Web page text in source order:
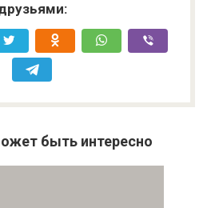
быть интересно